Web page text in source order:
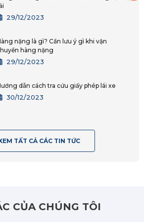
29/12/2023
nặng là gì? Cần lưu ý gì khi vận
hàng nặng
29/12/2023
dẫn cách tra cứu giấy phép lái xe
30/12/2023
TẤT CẢ CÁC TIN TỨC
CỦA CHÚNG TÔI